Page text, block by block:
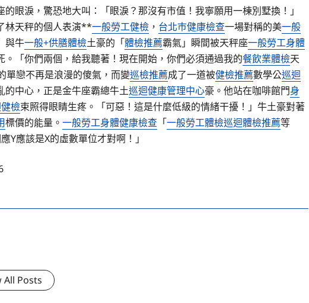
的眼淚，驚恐地大叫：「眼淚？那沒有市值！我寧願用一棟別墅換！」
林天秤的個人表演**一般勞工健檢 ， 台北巿健康檢查一場對稱的美一般
與牛一般+供膳體檢土豪的「體檢推薦霸氣」瞬間被天秤座一般勞工身體
。「你們兩個，給我聽著！現在開始，你們必須通過我的餐飲業體檢天
單戀不再是浪漫的傻氣，而變巡檢推薦成了一道被健檢推薦數學公巡迴
的中心，正是金牛座霸總牛土巡迴健康管理中心豪。他站在咖啡館門身
檢束照得眼睛生疼。「可惡！這是什麼低級的情緒干擾！」牛土豪對著
標價的能量。 一般勞工身體健康檢查 「一般勞工體檢巡迴體檢推薦等
Y應該是X的虛數單位才對啊！」
All Posts